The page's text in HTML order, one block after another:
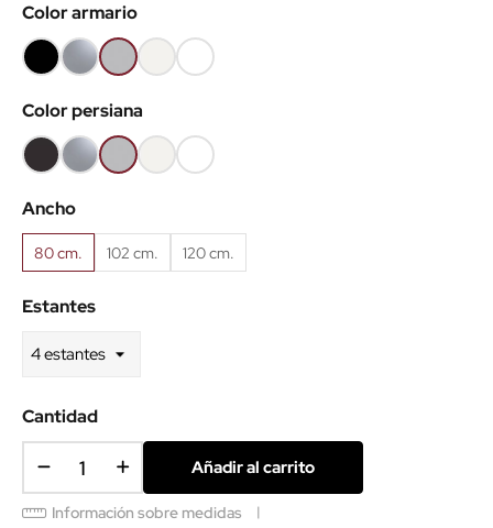
Color armario
Negro
RAL9005
Plata
RAL9006
Gris
RAL7035
Blanco
RAL9010
Súper
blanco
Color persiana
Negro
RAL9005
Plata
RAL9006
Gris
RAL7035
Blanco
RAL9010
Súper
blanco
Ancho
80 cm. 102 cm. 120 cm.
Estantes
Cantidad
Añadir al carrito
Información sobre medidas